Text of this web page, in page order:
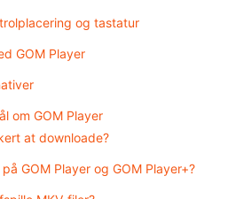
og tastatur
GOM Player
om GOM Player
at downloade?
GOM Player og GOM Player+?